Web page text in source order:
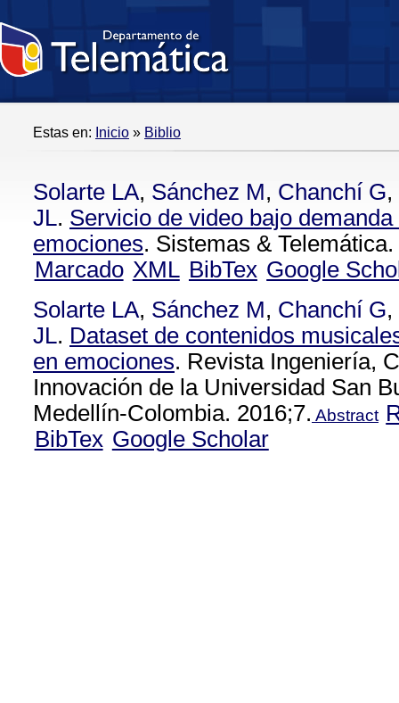
Estas en: Inicio » Biblio
Solarte LA, Sánchez M, Chanchí G,
JL. Servicio de video bajo
emociones. Sistemas &
Marcado XML BibTex Google
Solarte LA, Sánchez M, Chanchí G,
JL. Dataset de contenidos
en emociones. Revista Ingeniería,
Innovación de la Universidad San
Medellín-Colombia. 2016;7. Abstract
BibTex Google Scholar